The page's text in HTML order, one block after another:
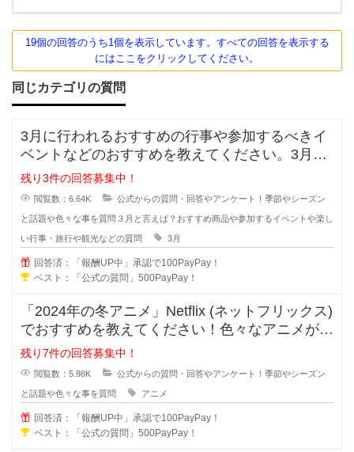
味し
19個の回答のうち1個を表示しています。すべての回答を表示する
にはここをクリックしてください。
同じカテゴリの質問
3月に行われるおすすめの行事や参加するべきイ
ベントなどのおすすめを教えてください。3月に
購入する商品や家族で3月に出かけ
残り3件の回答募集中！
閲覧数：6.64K 公式からの質問・回答やアンケート！季節やシーズン
と話題や色々な事を質問 ３月と言えば？おすすめ商品や参加するイベントや楽し
い行事・旅行や観光などの質問 3月
回答済：「報酬UP中」承認で100PayPay！
ベスト：「公式の質問」500PayPay！
「2024年の冬アニメ」Netflix (ネットフリックス)
でおすすめを教えてください！色々なアニメが始
まっていますが
残り7件の回答募集中！
閲覧数：5.98K 公式からの質問・回答やアンケート！季節やシーズン
と話題や色々な事を質問 アニメ
回答済：「報酬UP中」承認で100PayPay！
ベスト：「公式の質問」500PayPay！